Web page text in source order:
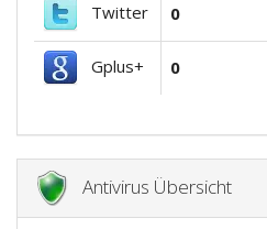
Twitter 0
Gplus+ 0
Antivirus Übersicht